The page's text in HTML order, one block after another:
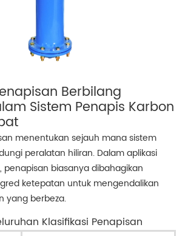
Berbilang
Sistem Penapis Karbon
menentukan sejauh mana sistem
peralatan hiliran. Dalam aplikasi
penapisan biasanya dibahagikan
ketepatan untuk mengendalikan
yang berbeza.
Klasifikasi Penapisan